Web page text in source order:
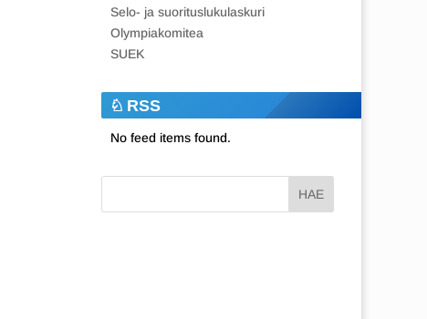
Selo- ja suorituslukulaskuri
Olympiakomitea
SUEK
RSS
No feed items found.